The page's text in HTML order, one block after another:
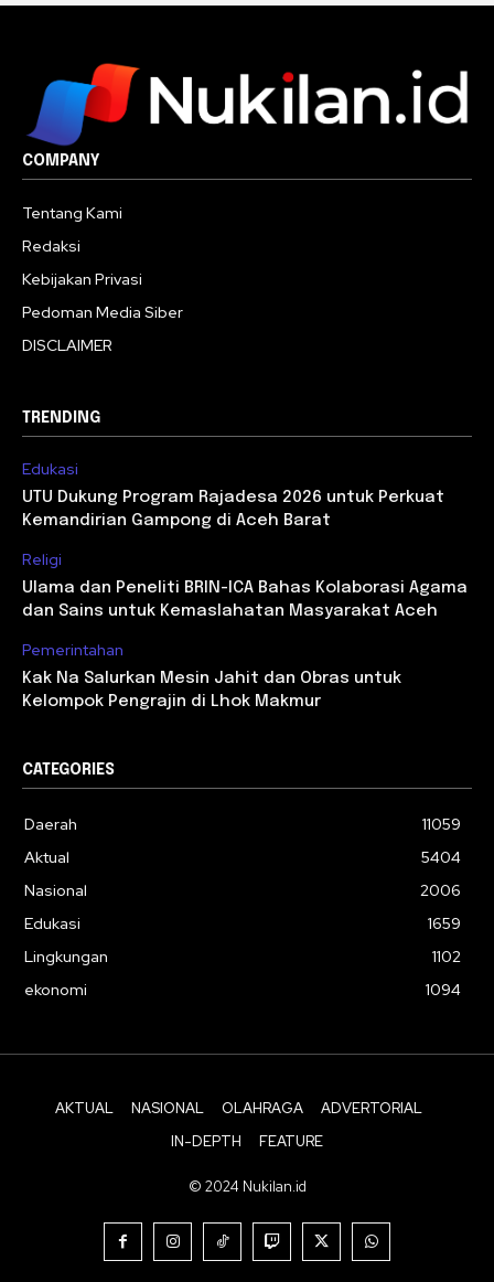
COMPANY
Tentang Kami
Redaksi
Kebijakan Privasi
Pedoman Media Siber
DISCLAIMER
TRENDING
Edukasi
UTU Dukung Program Rajadesa 2026 untuk Perkuat
Kemandirian Gampong di Aceh Barat
Religi
Ulama dan Peneliti BRIN-ICA Bahas Kolaborasi Agama
dan Sains untuk Kemaslahatan Masyarakat Aceh
Pemerintahan
Kak Na Salurkan Mesin Jahit dan Obras untuk
Kelompok Pengrajin di Lhok Makmur
CATEGORIES
Daerah
11059
Aktual
5404
Nasional
2006
Edukasi
1659
Lingkungan
1102
ekonomi
1094
AKTUAL NASIONAL OLAHRAGA
ADVERTORIAL
IN-DEPTH
FEATURE
© 2024 Nukilan.id